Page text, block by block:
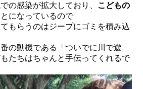
の感染が拡大しており、 こどもの
になっているので
もらうのはジープにゴミを積み込
の動機である「ついでに川で遊
たちはちゃんと手伝ってくれるで